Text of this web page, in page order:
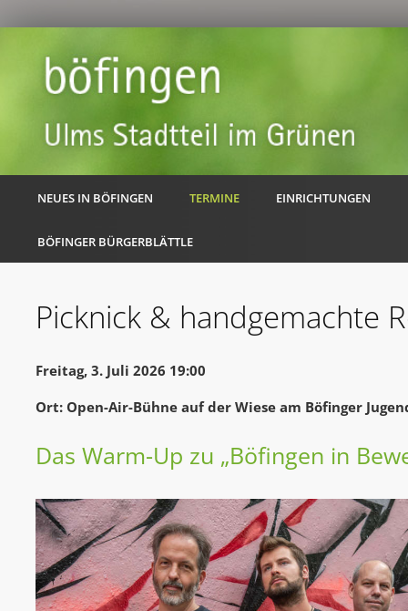
NEUES IN BÖFINGEN TERMINE EINRICHTUNGEN
BÖFINGER BÜRGERBLÄTTLE
Picknick & handgemachte
Freitag, 3. Juli 2026 19:00
Ort: Open-Air-Bühne auf der Wiese am Böfinger
Das Warm-Up zu „Böfingen in